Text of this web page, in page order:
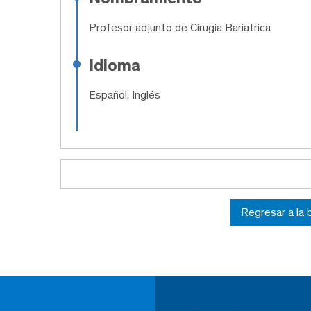
Profesor adjunto de Cirugia Bariatrica
Idioma
Español, Inglés
Regresar a la